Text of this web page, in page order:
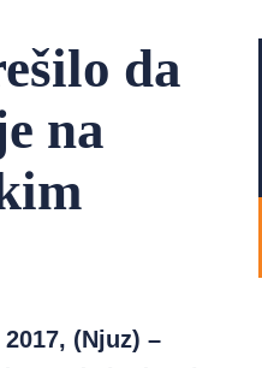
da
na
(Njuz) –